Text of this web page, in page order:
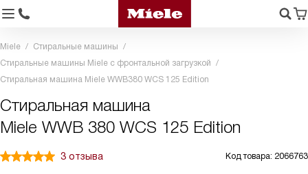
Miele
Стиральные машины
Стиральные машины Miele с фронтальной загрузкой
Стиральная машина Miele WWB380 WCS 125 Edition
Стиральная машина
Miele WWB 380 WCS 125 Edition
3 отзыва Код товара: 2066763